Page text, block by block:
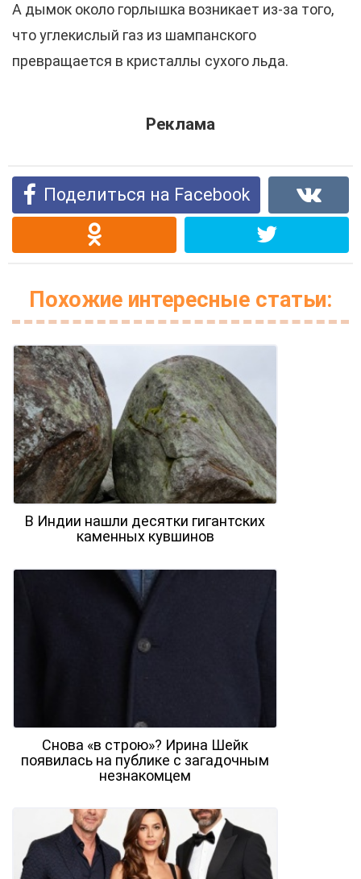
А дымок около горлышка возникает из-за того,
что углекислый газ из шампанского
превращается в кристаллы сухого льда.
Реклама
Поделиться на Facebook
Похожие интересные статьи:
В Индии нашли десятки гигантских
каменных кувшинов
Снова «в строю»? Ирина Шейк
появилась на публике с загадочным
незнакомцем